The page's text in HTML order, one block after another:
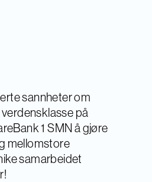
sannheter om
på
1 SMN å gjøre
mellomstore
samarbeidet